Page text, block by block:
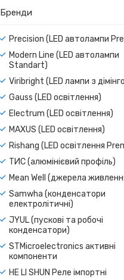
Бренди
Precision (LED автолампи
Modern Line (LED автолампи
Standart)
Viribright (LED лампи з
Gauss (LED освітлення)
Electrum (LED освітлення)
MAXUS (LED освітлення)
Rishang (LED освітлення
ТИС (алюмінієвий профіль)
Mean Well (джерела
Samwha (конденсатори
електролітичні)
JYUL (пускові та робочі
конденсатори)
STMicroelectronics активні
компоненти
HE LI SHUN Реле імпортні